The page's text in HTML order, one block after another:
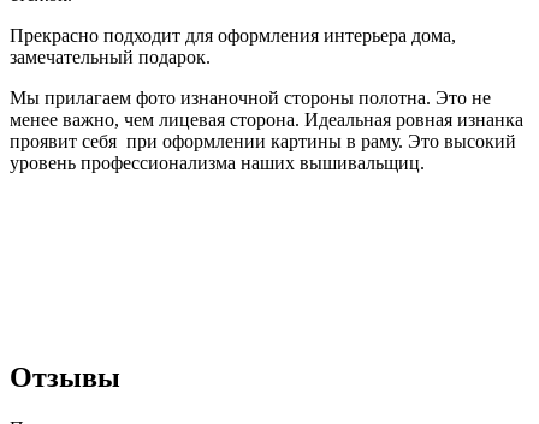
Прекрасно подходит для оформления интерьера дома,
замечательный подарок.
Мы прилагаем фото изнаночной стороны полотна. Это не
менее важно, чем лицевая сторона. Идеальная ровная изнанка
проявит себя при оформлении картины в раму. Это высокий
уровень профессионализма наших вышивальщиц.
Отзывы